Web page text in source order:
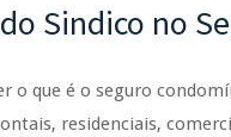
Sindico no
o que é o seguro
residenciais,